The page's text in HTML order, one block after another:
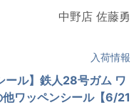
中野店 佐藤勇
入荷情報
ール】鉄人28号ガム ワ
ワッペンシール【6/21